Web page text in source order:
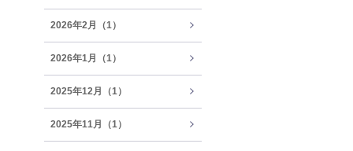
2026年2月（1）
2026年1月（1）
2025年12月（1）
2025年11月（1）